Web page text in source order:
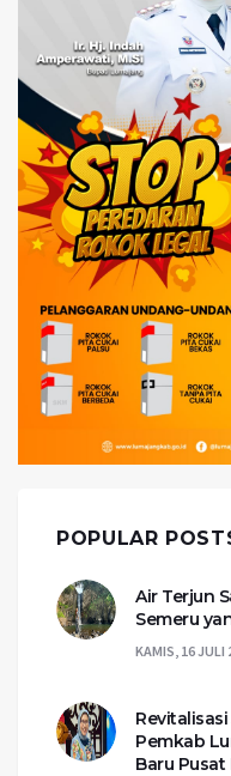
POPULAR
Air Terjun
Semeru
KAMIS, 16 JULI
Pemkab
Baru Pusat